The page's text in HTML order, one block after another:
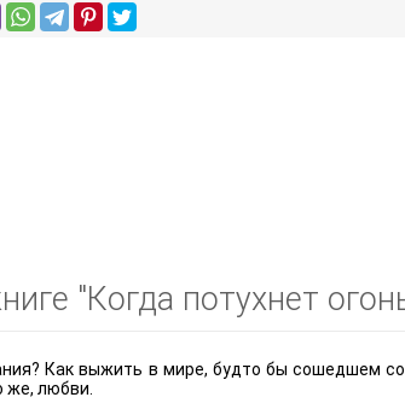
"Когда потухнет
Как выжить в мире, будто бы сошедшем со
же, любви.